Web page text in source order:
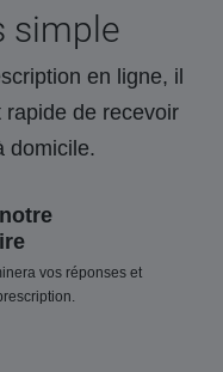
simple
en ligne, il
de recevoir
domicile.
vos réponses et